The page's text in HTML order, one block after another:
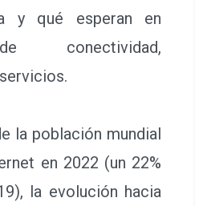
y qué esperan en
conectividad,
la población mundial
en 2022 (un 22%
la evolución hacia